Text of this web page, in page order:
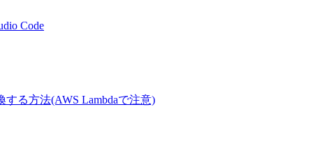
Code
する方法(AWS Lambdaで注意)